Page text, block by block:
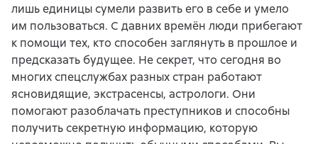
лишь единицы сумели развить его в себе и умело
им пользоваться. С давних времён люди прибегают
к помощи тех, кто способен заглянуть в прошлое и
предсказать будущее. Не секрет, что сегодня во
многих спецслужбах разных стран работают
ясновидящие, экстрасенсы, астрологи. Они
помогают разоблачать преступников и способны
получить секретную информацию, которую